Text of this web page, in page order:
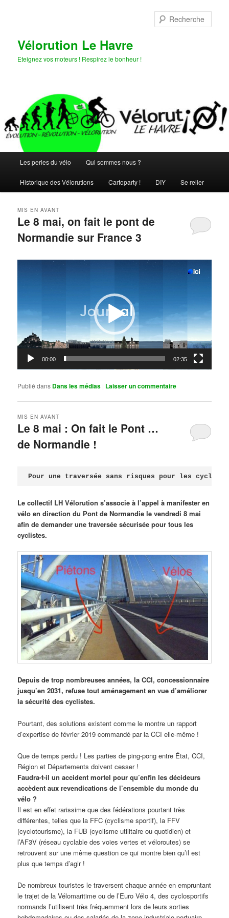
Vélorution Le Havre
Eteignez vos moteurs ! Respirez le bonheur !
principal
Les perles du vélo Qui sommes nous ?
Historique des Vélorutions Cartoparty ! DIY Se relier
Le 8 mai, on fait le pont de
Normandie sur France 3
MIS EN AVANT
00:00 02:35
Publié dans Dans les médias | Laisser un commentaire
Le 8 mai : On fait le Pont …
de Normandie !
MIS EN AVANT
Pour une traversée sans risques pour les
Le collectif LH Vélorution s’associe à l’appel à manifester en
vélo en direction du Pont de Normandie le vendredi 8 mai
afin de demander une traversée sécurisée pour tous les
cyclistes.
Depuis de trop nombreuses années, la CCI, concessionnaire
jusqu’en 2031, refuse tout aménagement en vue d’améliorer
la sécurité des cyclistes.
Pourtant, des solutions existent comme le montre un rapport
d’expertise de février 2019 commandé par la CCI elle-même !
Que de temps perdu ! Les parties de ping-pong entre État, CCI,
Région et Départements doivent cesser !
Faudra-t-il un accident mortel pour qu’enfin les décideurs
accèdent aux revendications de l’ensemble du monde du
vélo ?
Il est en effet rarissime que des fédérations pourtant très
différentes, telles que la FFC (cyclisme sportif), la FFV
(cyclotourisme), la FUB (cyclisme utilitaire ou quotidien) et
l’AF3V (réseau cyclable des voies vertes et véloroutes) se
retrouvent sur une même question ce qui montre bien qu’il est
plus que temps d’agir !
De nombreux touristes le traversent chaque année en empruntant
le trajet de la Vélomaritime ou de l’Euro Vélo 4, des cyclosportifs
normands l’utilisent très fréquemment lors de leurs sorties